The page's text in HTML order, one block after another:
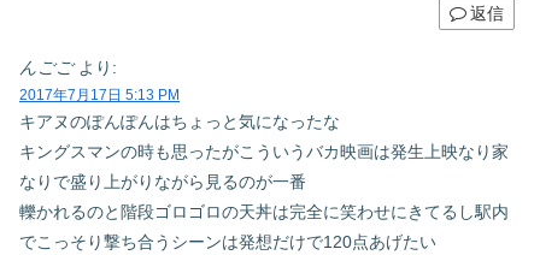
返信
んごご より:
2017年7月17日 5:13 PM
キアヌのぽんぽんはちょっと気になったな
キングスマンの時も思ったがこういうバカ映画は発生上映なり家
なりで盛り上がりながら見るのが一番
轢かれるのと階段ゴロゴロの天丼は完全に笑わせにきてるし駅内
でこっそり撃ち合うシーンは発想だけで120点あげたい